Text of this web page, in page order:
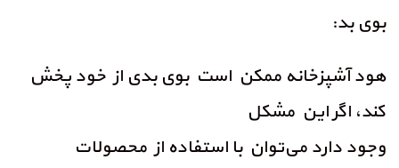
بوی بد:
هود آشپزخانه ممکن است بوی بدی از خود پخش
کند، اگر این مشکل
وجود دارد می‌توان با استفاده از محصولات